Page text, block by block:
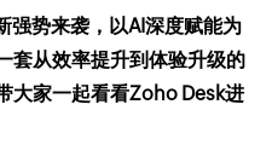
强势来袭，以AI深度赋能为
套从效率提升到体验升级的
大家一起看看Zoho Desk进